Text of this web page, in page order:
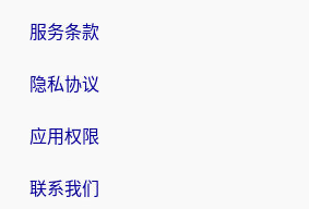
服务条款
隐私协议
应用权限
联系我们